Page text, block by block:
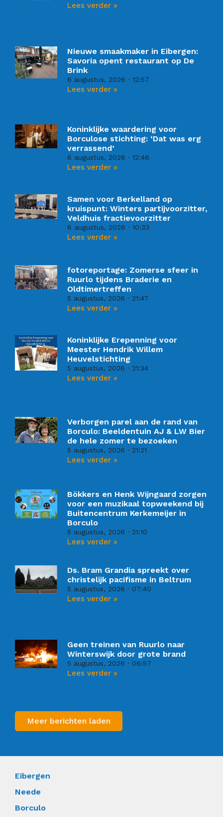
Lees verder »
Nieuwe smaakmaker in Eibergen:
Savoria opent restaurant op De
Brink
6 augustus, 2026 12:57
Lees verder »
Koninklijke waardering voor
Borculose stichting: ‘Dat was erg
verrassend’
6 augustus, 2026 12:46
Lees verder »
Samen voor Berkelland op
kruispunt: Winters partijvoorzitter,
Veldhuis fractievoorzitter
6 augustus, 2026 10:33
Lees verder »
fotoreportage: Zomerse sfeer in
Ruurlo tijdens Braderie en
Oldtimertreffen
5 augustus, 2026 21:47
Lees verder »
Koninklijke Erepenning voor
Meester Hendrik Willem
Heuvelstichting
5 augustus, 2026 21:34
Lees verder »
Verborgen parel aan de rand van
Borculo: Beeldentuin AJ & LW Bier
de hele zomer te bezoeken
5 augustus, 2026 21:21
Lees verder »
Bökkers en Henk Wijngaard zorgen
voor een muzikaal topweekend bij
Buitencentrum Kerkemeijer in
Borculo
5 augustus, 2026 21:10
Lees verder »
Ds. Bram Grandia spreekt over
christelijk pacifisme in Beltrum
5 augustus, 2026 07:40
Lees verder »
Geen treinen van Ruurlo naar
Winterswijk door grote brand
5 augustus, 2026 06:57
Lees verder »
Meer berichten laden
Eibergen
Neede
Borculo